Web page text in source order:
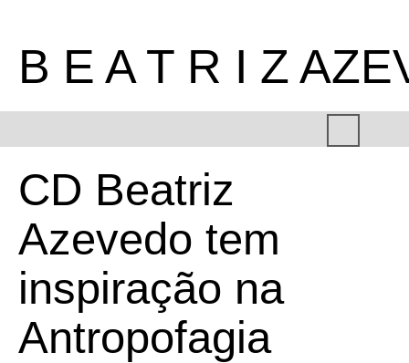
B E A T R I Z
CD Beatriz
Azevedo tem
inspiração na
Antropofagia